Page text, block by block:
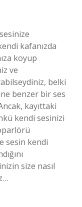
kafanızda
koyup
ve
belki
benzer bir ses
kayıttaki
kendi sesinizi
sesin kendi
size nasıl